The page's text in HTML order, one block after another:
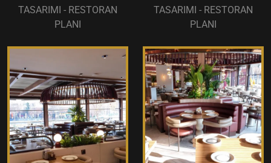
TASARIMI - RESTORAN
PLANI
TASARIMI - RESTORAN
PLANI